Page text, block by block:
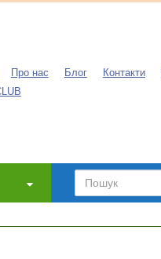
Про нас Блог Контакти